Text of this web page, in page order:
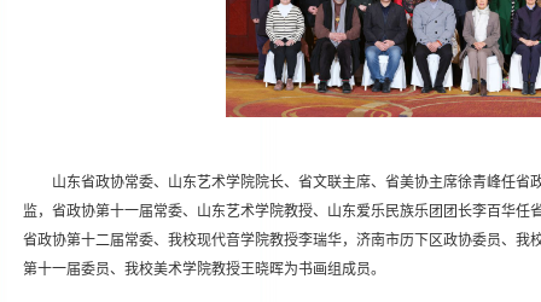
山东省政协常委、山东艺术学院院长、省文联主席、省美协主席徐青峰任
监，省政协第十一届常委、山东艺术学院教授、山东爱乐民族乐团团长李百华
省政协第十二届常委、我校现代音学院教授李瑞华，济南市历下区政协委员、
第十一届委员、我校美术学院教授王晓晖为书画组成员。